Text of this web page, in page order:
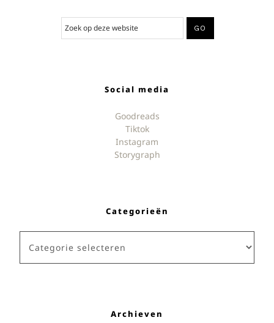
Social media
Goodreads
Tiktok
Instagram
Storygraph
Categorieën
Archieven